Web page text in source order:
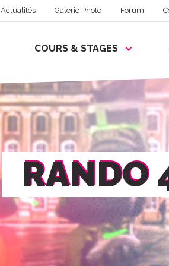
COURS & STAGES
Actualités Galerie Photo Forum